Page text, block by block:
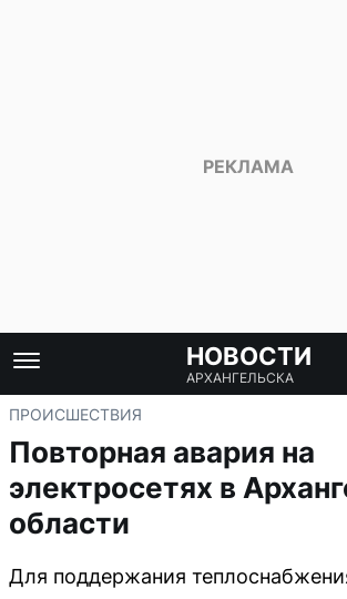
НОВОСТИ
АРХАНГЕЛЬСКА
ПРОИСШЕСТВИЯ
Повторная авария на
электросетях в
области
Для поддержания